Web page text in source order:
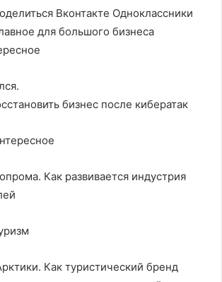
Вконтакте Одноклассники
для большого бизнеса
бизнес после кибератак
Как развивается индустрия
Как туристический бренд